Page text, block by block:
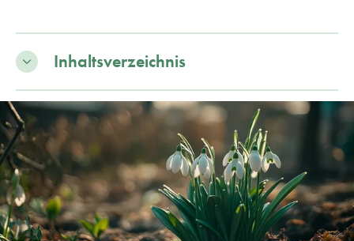
Inhaltsverzeichnis